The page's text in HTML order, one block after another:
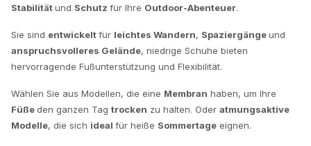
Stabilitätund Schutz für Ihre Outdoor-Abenteuer.
Sie sind entwickeltfür leichtes Wandern, Spaziergängeund
anspruchsvolleres Gelände, niedrige Schuhe bieten
hervorragende Fußunterstützung und Flexibilität.
Wählen Sie aus Modellen, die eine Membran haben, um Ihre
Füßeden ganzen Tag trocken zu halten. Oder atmungsaktive
Modelle, die sich ideal für heiße Sommertage eignen.